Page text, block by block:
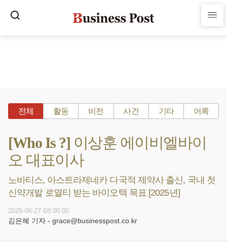
전체 활동 비전 사건 기타 어록
[Who Is ?] 이상훈 에이비엘바이
오 대표이사
노바티스, 아스트라제네카 다국적 제약사 출신, 국내 첫
신약개발 로열티 받는 바이오텍 목표 [2025년]
2025-06-27 08:00:00
김은혜 기자 - grace@businesspost.co.kr